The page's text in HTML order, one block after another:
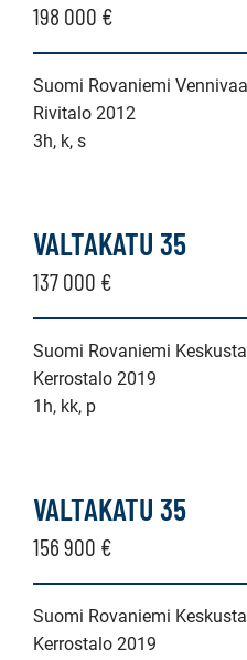
198 000 €
Suomi Rovaniemi
Rivitalo 2012
3h, k, s
VALTAKATU 35
137 000 €
Suomi Rovaniemi Keskusta
Kerrostalo 2019
1h, kk, p
VALTAKATU 35
156 900 €
Suomi Rovaniemi Keskusta
Kerrostalo 2019